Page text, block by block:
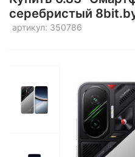
серебристый
артикул: 350786